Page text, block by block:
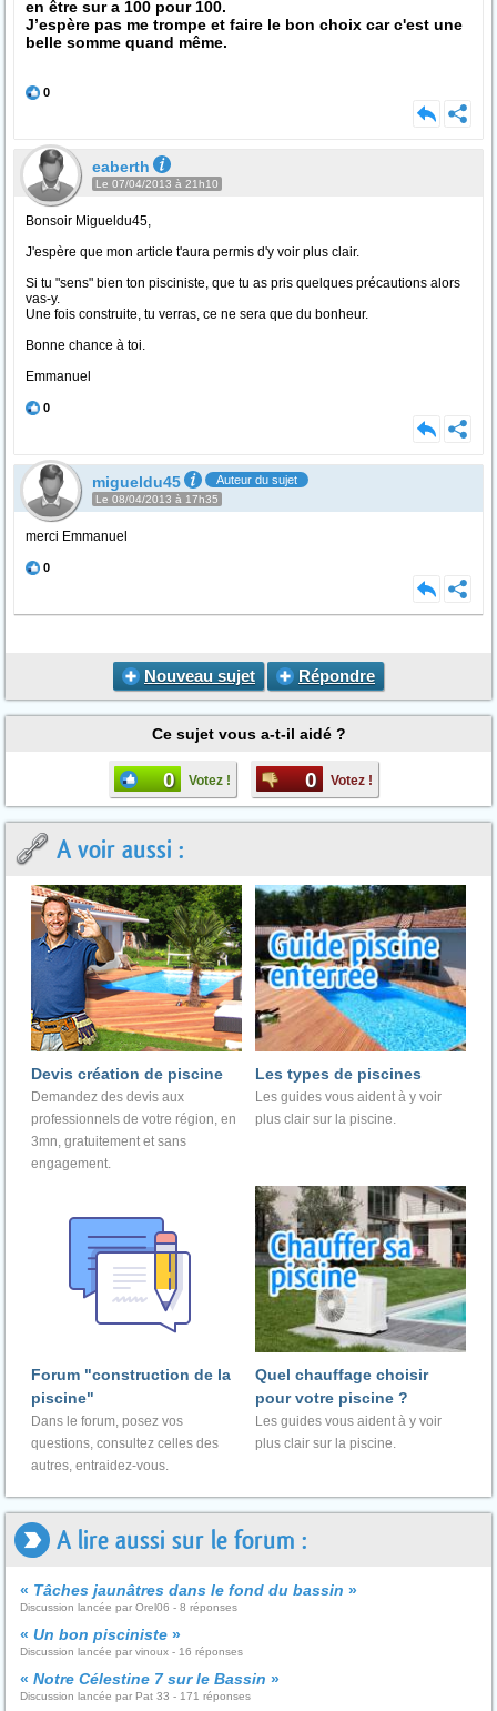
en être sur a 100 pour 100.
J’espère pas me trompe et faire le bon choix car c'est une
belle somme quand même.
0
eaberth
Le 07/04/2013 à 21h10
Bonsoir Migueldu45,
J'espère que mon article t'aura permis d'y voir plus clair.
Si tu "sens" bien ton pisciniste, que tu as pris quelques précautions alors
vas-y.
Une fois construite, tu verras, ce ne sera que du bonheur.
Bonne chance à toi.
Emmanuel
0
migueldu45 Auteur du sujet
Le 08/04/2013 à 17h35
merci Emmanuel
0
Nouveau sujet Répondre
Ce sujet vous a-t-il aidé ?
0 Votez ! 0 Votez !
A voir aussi :
Devis création de piscine
Demandez des devis aux
professionnels de votre région, en
3mn, gratuitement et sans
engagement.
Les types de piscines
Les guides vous aident à y voir
plus clair sur la piscine.
Forum "construction de la
piscine"
Dans le forum, posez vos
questions, consultez celles des
autres, entraidez-vous.
Quel chauffage choisir
pour votre piscine ?
Les guides vous aident à y voir
plus clair sur la piscine.
A lire aussi sur le forum :
« Tâches jaunâtres dans le fond du bassin »
Discussion lancée par Orel06 - 8 réponses
« Un bon pisciniste »
Discussion lancée par vinoux - 16 réponses
« Notre Célestine 7 sur le Bassin »
Discussion lancée par Pat 33 - 171 réponses